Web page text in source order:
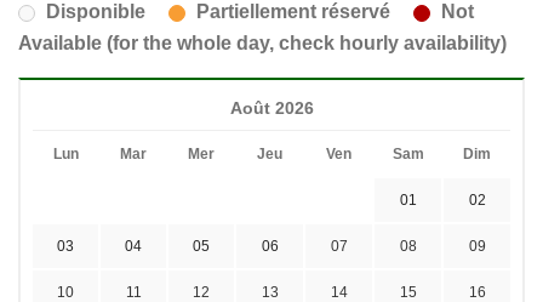
Disponible Partiellement réservé
Not
Available (for the whole day, check hourly availability)
Août 2026
Lun Mar Mer Jeu Ven Sam Dim
01 02
03 04 05 06 07 08 09
10 11 12 13 14 15 16